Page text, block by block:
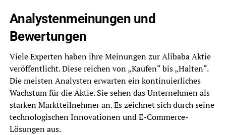
Analystenmeinungen und
Bewertungen
Viele Experten haben ihre Meinungen zur Alibaba Aktie
veröffentlicht. Diese reichen von „Kaufen“ bis „Halten“.
Die meisten Analysten erwarten ein kontinuierliches
Wachstum für die Aktie. Sie sehen das Unternehmen als
starken Marktteilnehmer an. Es zeichnet sich durch seine
technologischen Innovationen und E-Commerce-
Lösungen aus.